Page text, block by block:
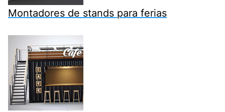
Montadores de stands para ferias